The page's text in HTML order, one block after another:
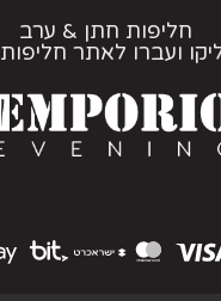
חליפות חתן & ערב
ועברו לאתר חליפות חתן